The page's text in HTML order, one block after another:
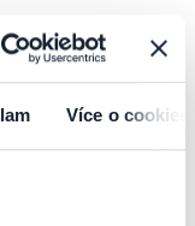
Více o cookies
koupit si parkování
lístek
při výjezdu